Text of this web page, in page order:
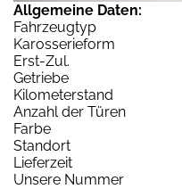
Allgemeine Daten:
Fahrzeugtyp
Karosserieform
Erst-Zul.
Getriebe
Kilometerstand
Anzahl der Türen
Farbe
Standort
Lieferzeit
Unsere Nummer